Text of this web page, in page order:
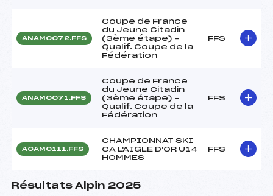
ANAM0072.FFS
Coupe de France
du Jeune Citadin
(3ème étape) –
Qualif. Coupe de la
Fédération
FFS
ANAM0071.FFS
Coupe de France
du Jeune Citadin
(3ème étape) –
Qualif. Coupe de la
Fédération
FFS
ACAM0111.FFS
CHAMPIONNAT SKI
CA L'AIGLE D'OR U14
HOMMES
FFS
Résultats Alpin 2025